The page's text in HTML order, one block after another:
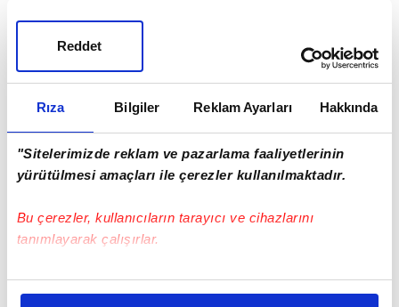
Rıza Bilgiler Reklam Ayarları Hakkında
"Sitelerimizde reklam ve pazarlama faaliyetlerinin
yürütülmesi amaçları ile çerezler kullanılmaktadır.
Bu çerezler, kullanıcıların tarayıcı ve cihazlarını
tanımlayarak çalışırlar.
Bu çerezlere izin vermeniz halinde sizlere özel
Reddet
"Fenerbahçe'miz büyük taraftarımızla yeni bir rekor
daha kırdı! 2022-23 sezonunda lansmandan sonraki
250. günde ulaştığımız 300.000 satış adetine bu
sezon 150. günde ulaştık. Büyük Fenerbahçe'mizin
Büyük Taraftarına şükranlarımızla! İyi ki Fenerbahçe!"
Fenerbahçe'miz büyük taraftarımızla yeni bir rekor
daha kırdı!
ulaştığımız 300.000 satış adetine bu sezon 150.